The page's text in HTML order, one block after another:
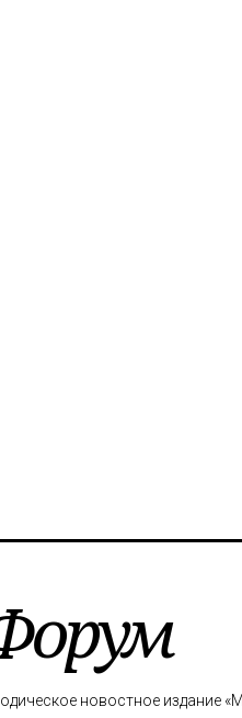
новостное издание